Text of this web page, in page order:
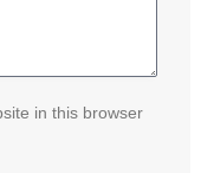
in this browser